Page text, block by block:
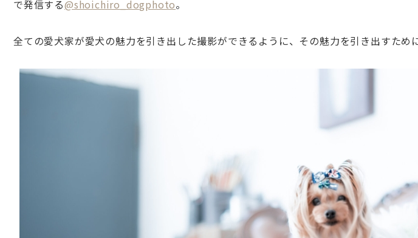
で発信する@shoichiro_dogphoto。
全ての愛犬家が愛犬の魅力を引き出した撮影ができるように、その魅力を引き出すため